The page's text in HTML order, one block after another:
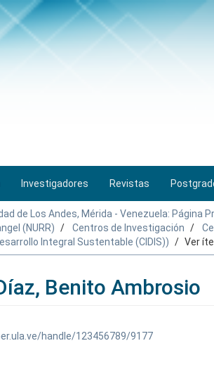
Investigadores Revistas
de Los Andes, Mérida - Venezuela: Página
(NURR)
Centros de Investigación
Integral Sustentable (CIDIS))
Ver
Benito Ambrosio
handle/123456789/9177